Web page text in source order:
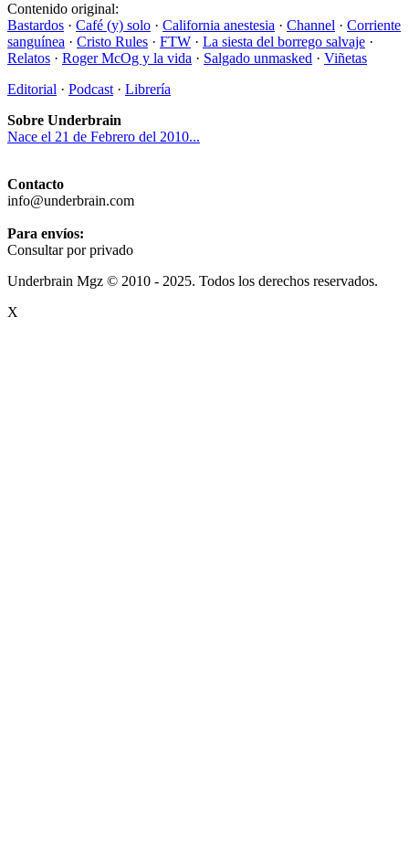
Contenido original:
Bastardos · Café (y) solo · California anestesia · Channel · Corriente
sanguínea · Cristo Rules · FTW · La siesta del borrego salvaje ·
Relatos · Roger McOg y la vida · Salgado unmasked · Viñetas
Editorial · Podcast · Librería
Sobre Underbrain
Nace el 21 de Febrero del 2010...
Contacto
info@underbrain.com
Para envíos:
Consultar por privado
Underbrain Mgz © 2010 - 2025. Todos los derechos reservados.
X